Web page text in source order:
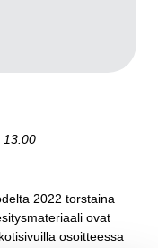
13.00
2022 torstaina
ovat
osoitteessa